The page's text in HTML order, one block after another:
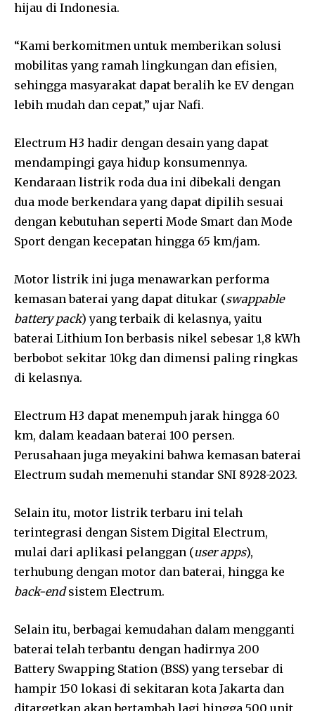
hijau di Indonesia.
“Kami berkomitmen untuk memberikan solusi
mobilitas yang ramah lingkungan dan efisien,
sehingga masyarakat dapat beralih ke EV dengan
lebih mudah dan cepat,” ujar Nafi.
Electrum H3 hadir dengan desain yang dapat
mendampingi gaya hidup konsumennya.
Kendaraan listrik roda dua ini dibekali dengan
dua mode berkendara yang dapat dipilih sesuai
dengan kebutuhan seperti Mode Smart dan Mode
Sport dengan kecepatan hingga 65 km/jam.
Motor listrik ini juga menawarkan performa
kemasan baterai yang dapat ditukar (swappable
battery pack) yang terbaik di kelasnya, yaitu
baterai Lithium Ion berbasis nikel sebesar 1,8 kWh
berbobot sekitar 10kg dan dimensi paling ringkas
di kelasnya.
Electrum H3 dapat menempuh jarak hingga 60
km, dalam keadaan baterai 100 persen.
Perusahaan juga meyakini bahwa kemasan baterai
Electrum sudah memenuhi standar SNI 8928-2023.
Selain itu, motor listrik terbaru ini telah
terintegrasi dengan Sistem Digital Electrum,
mulai dari aplikasi pelanggan (user apps),
terhubung dengan motor dan baterai, hingga ke
back-endsistem Electrum.
Selain itu, berbagai kemudahan dalam mengganti
baterai telah terbantu dengan hadirnya 200
Battery Swapping Station (BSS) yang tersebar di
hampir 150 lokasi di sekitaran kota Jakarta dan